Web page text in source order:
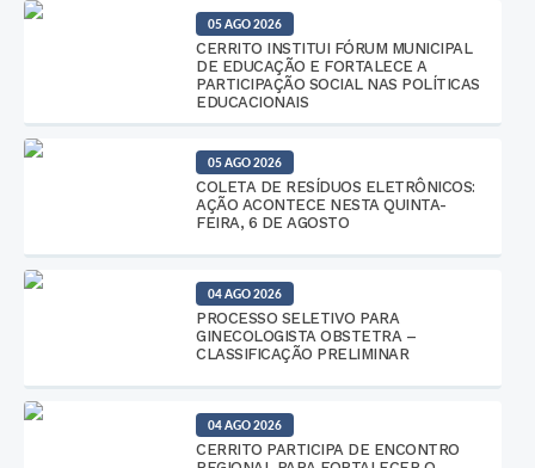
05 AGO 2026
CERRITO INSTITUI FÓRUM MUNICIPAL
DE EDUCAÇÃO E FORTALECE A
PARTICIPAÇÃO SOCIAL NAS POLÍTICAS
EDUCACIONAIS
05 AGO 2026
COLETA DE RESÍDUOS ELETRÔNICOS:
AÇÃO ACONTECE NESTA QUINTA-
FEIRA, 6 DE AGOSTO
04 AGO 2026
PROCESSO SELETIVO PARA
GINECOLOGISTA OBSTETRA –
CLASSIFICAÇÃO PRELIMINAR
04 AGO 2026
CERRITO PARTICIPA DE ENCONTRO